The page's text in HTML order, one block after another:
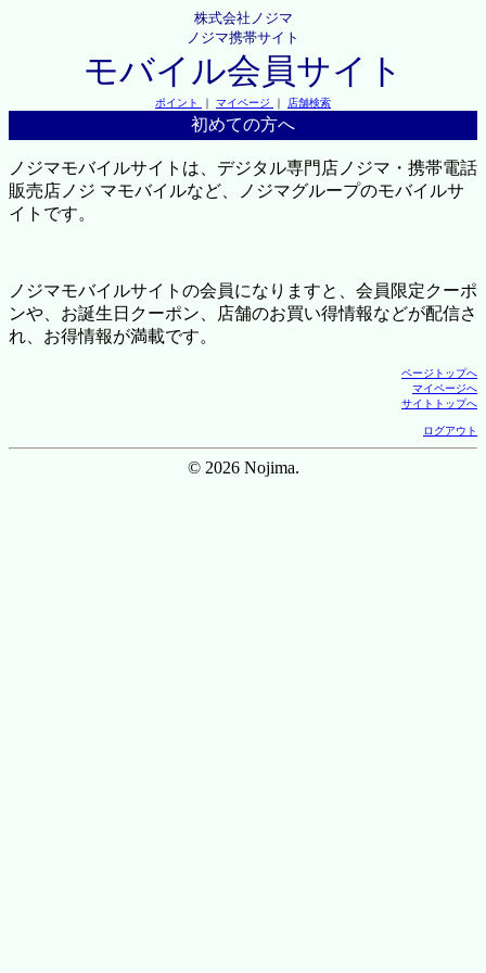
株式会社ノジマ
ノジマ携帯サイト
モバイル会員サイト
ポイント ｜ マイページ ｜ 店舗検索
初めての方へ
ノジマモバイルサイトは、デジタル専門店ノジマ・携帯電話
販売店ノジ マモバイルなど、ノジマグループのモバイルサ
イトです。
ノジマモバイルサイトの会員になりますと、会員限定クーポ
ンや、お誕生日クーポン、店舗のお買い得情報などが配信さ
れ、お得情報が満載です。
ページトップへ
マイページへ
サイトトップへ
ログアウト
© 2026 Nojima.